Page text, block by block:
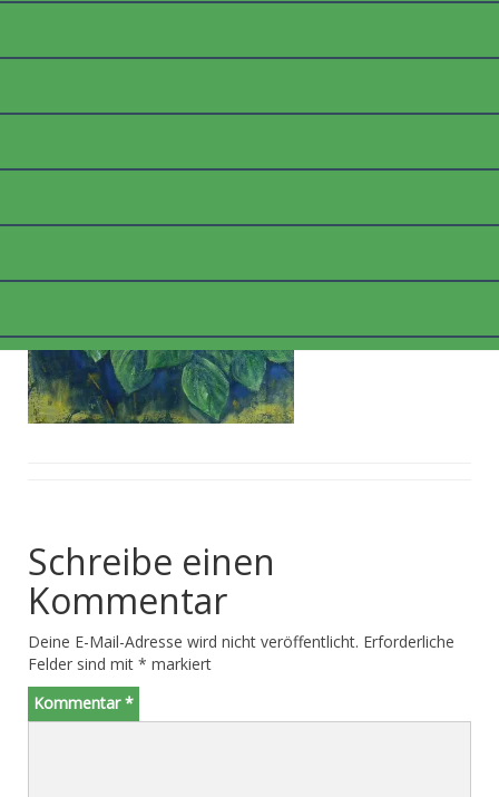
B_HORTENSIENBLAU
Schreibe einen
Kommentar
Deine E-Mail-Adresse wird nicht veröffentlicht. Erforderliche
Felder sind mit * markiert
Kommentar*